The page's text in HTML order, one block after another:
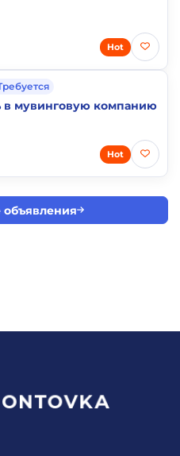
Hot
в мувинговую компанию
Hot
объявления